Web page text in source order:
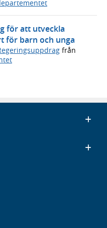
för att utveckla
för barn och unga
från